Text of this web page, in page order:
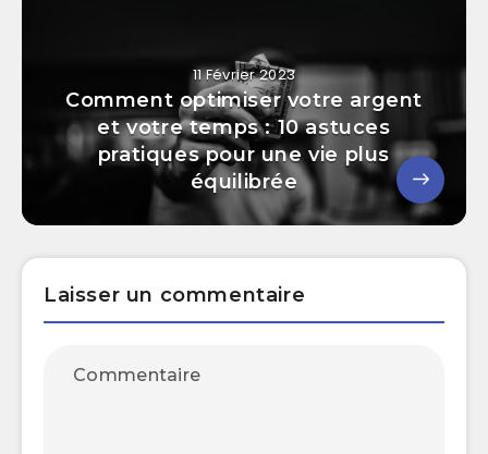
11 Février 2023
Comment optimiser votre argent
et votre temps : 10 astuces
pratiques pour une vie plus
équilibrée
Laisser un commentaire